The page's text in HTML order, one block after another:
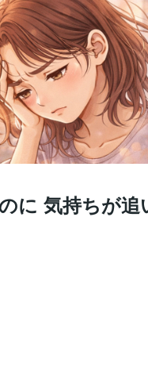
に 気持ちが追